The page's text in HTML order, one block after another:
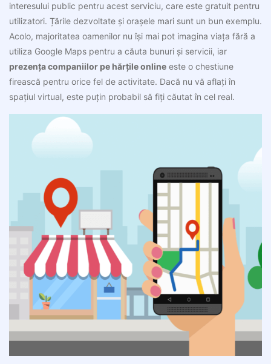
interesului public pentru acest serviciu, care este gratuit pentru
utilizatori. Țările dezvoltate și orașele mari sunt un bun exemplu.
Acolo, majoritatea oamenilor nu își mai pot imagina viața fără a
utiliza Google Maps pentru a căuta bunuri și servicii, iar
prezența companiilor pe hărțile online este o chestiune
firească pentru orice fel de activitate. Dacă nu vă aflați în
spațiul virtual, este puțin probabil să fiți căutat în cel real.